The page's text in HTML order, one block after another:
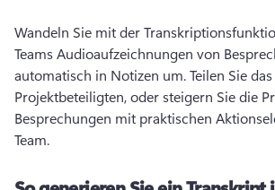
Wandeln Sie mit der
Teams Audioaufzeichnungen von
automatisch in Notizen um. Teilen Sie
Projektbeteiligten, oder steigern Sie die
Besprechungen mit praktischen
Team.